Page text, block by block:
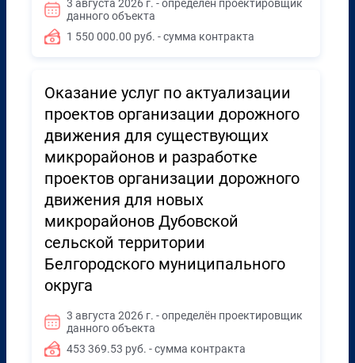
3 августа 2026 г. - определён проектировщик
данного объекта
1 550 000.00 руб. - сумма контракта
Оказание услуг по актуализации
проектов организации дорожного
движения для существующих
микрорайонов и разработке
проектов организации дорожного
движения для новых
микрорайонов Дубовской
сельской территории
Белгородского муниципального
округа
3 августа 2026 г. - определён проектировщик
данного объекта
453 369.53 руб. - сумма контракта